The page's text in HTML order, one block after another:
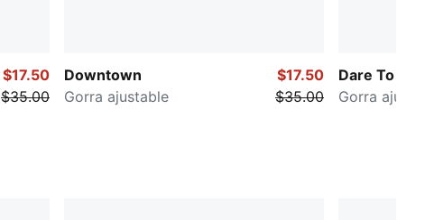
$17.50
$35.00
Downtown
Gorra ajustable
$17.50
$35.00
Dare To
Gorra